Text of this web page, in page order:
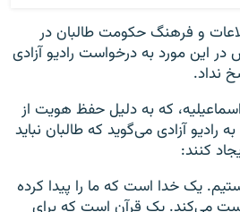
و فرهنگ حکومت طالبان در
در این مورد به درخواست رادیو آزادی
نداد.
که به دلیل حفظ هویت از
رادیو آزادی می‌گوید که طالبان نباید
کنند:
یک خدا است که ما را پیدا کرده
می‌کند. یک قرآن است که برای